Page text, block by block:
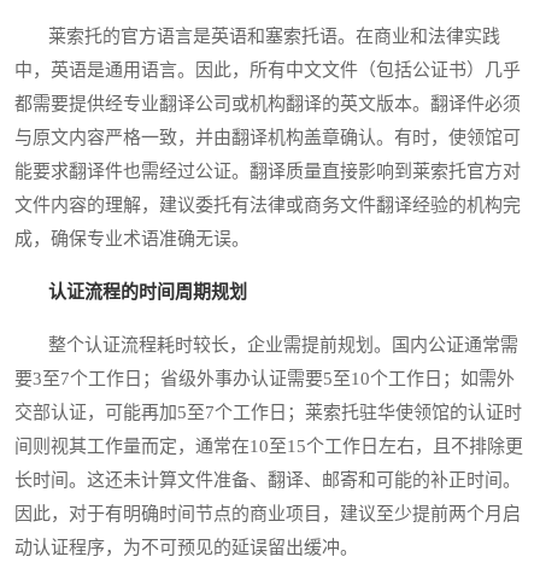
莱索托的官方语言是英语和塞索托语。在商业和法律实践
中，英语是通用语言。因此，所有中文文件（包括公证书）几乎
都需要提供经专业翻译公司或机构翻译的英文版本。翻译件必须
与原文内容严格一致，并由翻译机构盖章确认。有时，使领馆可
能要求翻译件也需经过公证。翻译质量直接影响到莱索托官方对
文件内容的理解，建议委托有法律或商务文件翻译经验的机构完
成，确保专业术语准确无误。
认证流程的时间周期规划
整个认证流程耗时较长，企业需提前规划。国内公证通常需
要3至7个工作日；省级外事办认证需要5至10个工作日；如需外
交部认证，可能再加5至7个工作日；莱索托驻华使领馆的认证时
间则视其工作量而定，通常在10至15个工作日左右，且不排除更
长时间。这还未计算文件准备、翻译、邮寄和可能的补正时间。
因此，对于有明确时间节点的商业项目，建议至少提前两个月启
动认证程序，为不可预见的延误留出缓冲。